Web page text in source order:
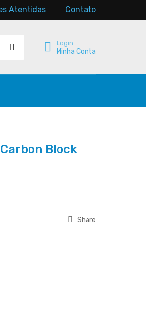
Atentidas Contato
Login
Minha Conta
Carbon Block
Share